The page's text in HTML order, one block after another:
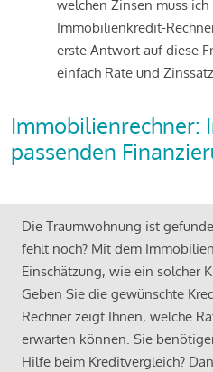
welchen Zinsen muss
Immobilienkredit-
erste Antwort auf diese
einfach Rate und
Immobilienrechner:
passenden
Die Traumwohnung ist
fehlt noch? Mit dem
Einschätzung, wie ein solcher
Geben Sie die gewünschte
Rechner zeigt Ihnen, welche
erwarten können. Sie
Hilfe beim Kreditvergleich?